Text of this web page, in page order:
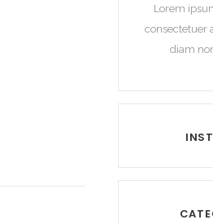
Lorem
consectetuer
diam